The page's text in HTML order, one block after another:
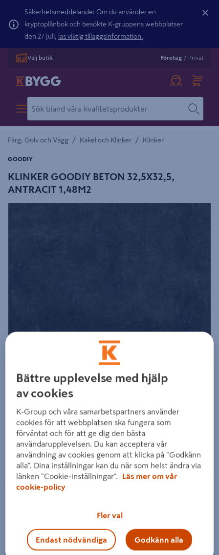
Säkerhetsmeddelande: Om du använder en
kryptoplånbok och besökte K-gruppens webbplatser
den 27 juli, läs viktig tilläggsinformation.
Välj butik Företag / Privat
Färg, Golv och Vägg / Kakel och Klinker / Klinker
KLINKER GOODIY BETON 32,5X32,5,
ANTRACIT 1,48M2
GOODIY
Dra på bilden för att zooma in
färger. 1,48 m²/förpackning. Kaliberklassificerad,
kontrollera förpackningens märkning.
Bättre upplevelse med hjälp
av cookies
K-Group och våra samarbetspartners använder
cookies för att webbplatsen ska fungera som
förväntat och för att ge dig den bästa
användarupplevelsen. Du kan acceptera vår
användning av cookies genom att klicka på "Godkänn
alla". Dina inställningar kan du när som helst ändra via
länken "Cookie-inställningar".
Läs mer om vår
cookie-policy
Fler val
Endast nödvändiga Godkänn alla